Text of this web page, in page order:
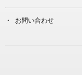
お問い合わせ